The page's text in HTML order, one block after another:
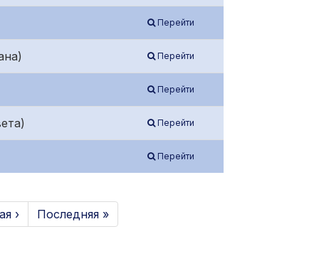
Перейти
Перейти
Перейти
Перейти
Перейти
› Последняя »